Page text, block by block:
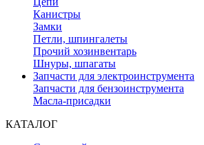
Канистры
Замки
Петли, шпингалеты
Прочий хозинвентарь
Шнуры, шпагаты
Запчасти для электроинструмента
Запчасти для бензоинструмента
Масла-присадки
КАТАЛОГ